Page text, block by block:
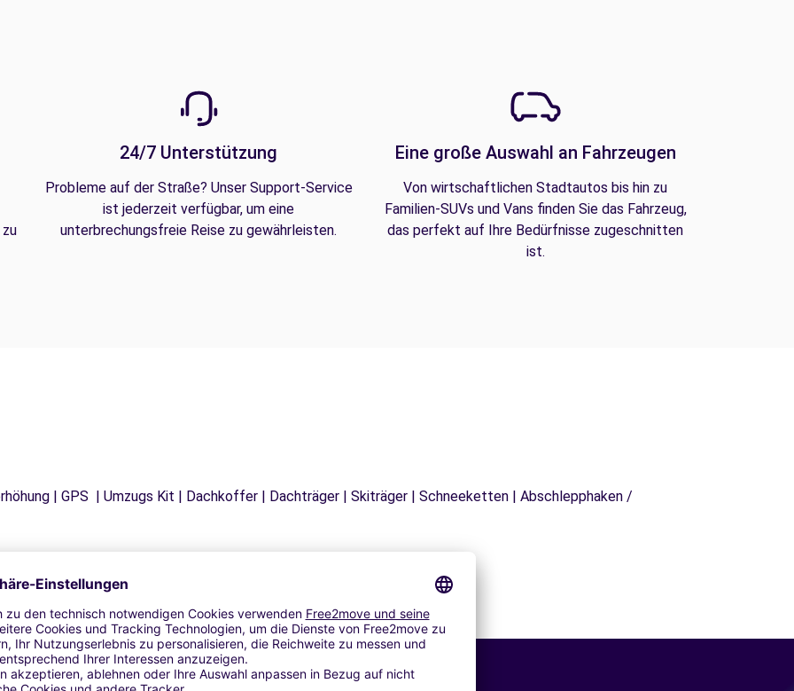
24/7 Unterstützung
Probleme auf der Straße? Unser Support-Service
ist jederzeit verfügbar, um eine
unterbrechungsfreie Reise zu gewährleisten.
Eine große Auswahl an Fahrzeugen
Von wirtschaftlichen Stadtautos bis hin zu
Familien-SUVs und Vans finden Sie das Fahrzeug,
das perfekt auf Ihre Bedürfnisse zugeschnitten
ist.
| GPS | Umzugs Kit | Dachkoffer | Dachträger | Skiträger | Schneeketten | Abschlepphaken /